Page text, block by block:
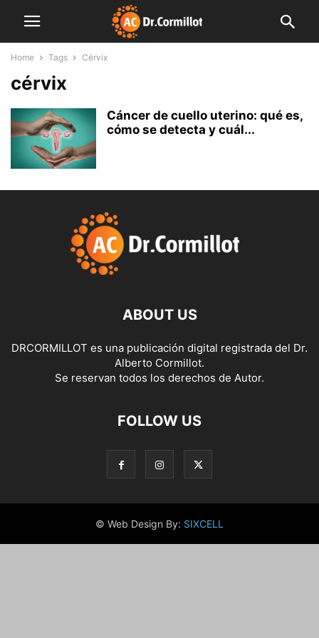
Home Tags Cérvix
cérvix
Cáncer de cuello uterino: qué es,
cómo se detecta y cuál...
ABOUT US
DRCORMILLOT es una publicación digital registrada del Dr.
Alberto Cormillot.
Se reservan todos los derechos de Autor.
FOLLOW US
© Web Design By: SIXCELL